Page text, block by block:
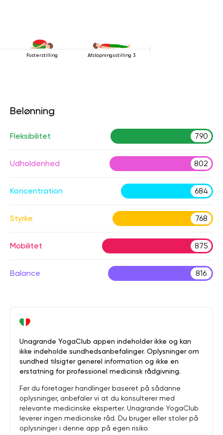
Fosterstilling Afslapningsstilling 3
Belønning
Fleksibilitet 790
Udholdenhed 802
Koncentration 684
Styrke 768
Mobilitet 875
Balance 816
Unagrande YogaClub appen indeholder ikke og kan
ikke indeholde sundhedsanbefalinger. Oplysninger om
sundhed tilsigter generel information og ikke en
erstatning for professionel medicinsk rådgivning.
Før du foretager handlinger baseret på sådanne
oplysninger, anbefaler vi at du konsulterer med
relevante medicinske eksperter. Unagrande YogaClub
leverer ingen medicinske råd. Du bruger eller stoler på
oplysninger i denne app på egen risiko.